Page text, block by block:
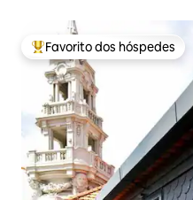
Favoritos dos hóspedes
Favorito dos hóspedes